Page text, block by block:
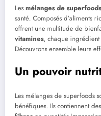
Les mélanges de superfoods
santé. Composés d’aliments
offrent une multitude de
vitamines, chaque
Découvrons ensemble leurs
Un pouvoir
Les mélanges de superfoods
bénéfiques. Ils contiennent des